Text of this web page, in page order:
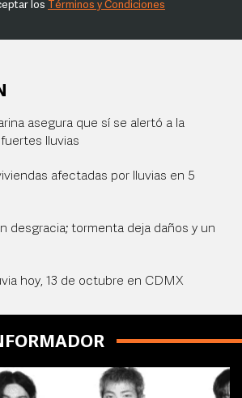
los Términos y Condiciones
asegura que sí se alertó a la
lluvias
afectadas por lluvias en 5
desgracia; tormenta deja daños y un
hoy, 13 de octubre en CDMX